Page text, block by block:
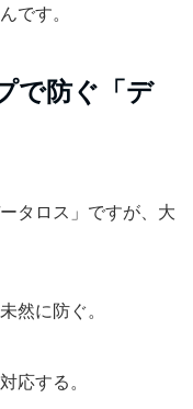
です。
で防ぐ「デ
タロス」ですが、大
然に防ぐ。
応する。